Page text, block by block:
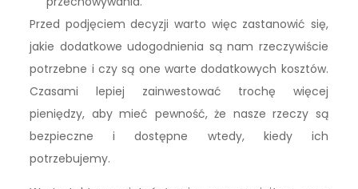
Przed podjęciem decyzji warto więc zastanowić się,
jakie dodatkowe udogodnienia są nam rzeczywiście
potrzebne i czy są one warte dodatkowych kosztów.
Czasami lepiej zainwestować trochę więcej
pieniędzy, aby mieć pewność, że nasze rzeczy są
bezpieczne i dostępne wtedy, kiedy ich
potrzebujemy.